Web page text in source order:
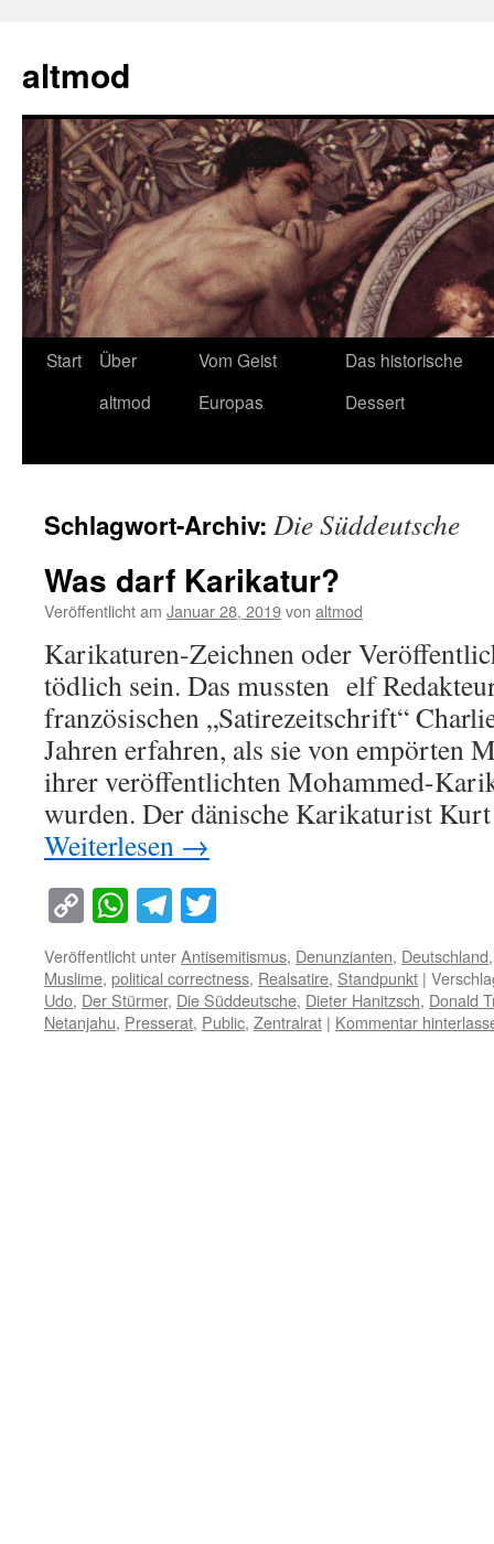
springen
altmod
Start
Über
altmod
Vom Geist
Europas
Das historische
Dessert
Schlagwort-Archiv: Die Süddeutsche
Was darf Karikatur?
Veröffentlicht am Januar 28, 2019von altmod
Karikaturen-Zeichnen oder
tödlich sein. Das mussten elf
französischen „Satirezeitschrift“
Jahren erfahren, als sie von empörten
ihrer veröffentlichten Mohammed-
wurden. Der dänische Karikaturist
Weiterlesen →
Copy
Link
WhatsApp
Telegram
Veröffentlicht unterAntisemitismus, Denunzianten, Deutschland
Muslime, political correctness, Realsatire, Standpunkt |
Udo, Der Stürmer, Die Süddeutsche, Dieter Hanitzsch, Donald
Netanjahu, Presserat, Public, Zentralrat | Kommentar